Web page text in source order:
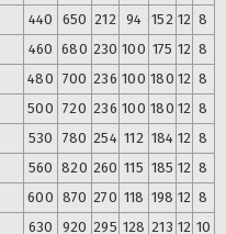
440 650 212 94 152 12 8
460 680 230 100 175 12 8
480 700 236 100 180 12 8
500 720 236 100 180 12 8
530 780 254 112 184 12 8
560 820 260 115 185 12 8
600 870 270 118 198 12 8
630 920 295 128 213 12 10